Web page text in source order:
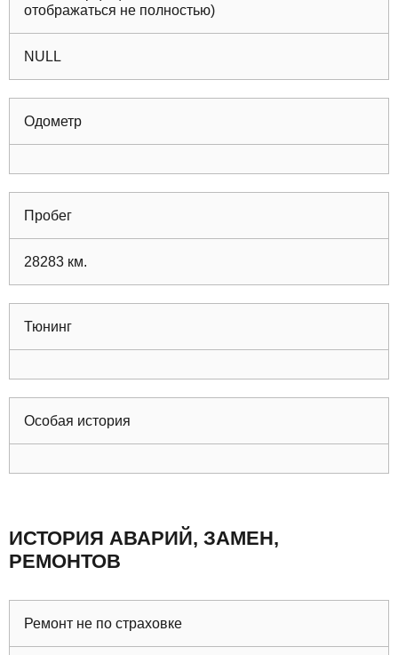
отображаться не полностью)
NULL
Одометр
Пробег
28283 км.
Тюнинг
Особая история
ИСТОРИЯ АВАРИЙ, ЗАМЕН,
РЕМОНТОВ
Ремонт не по страховке